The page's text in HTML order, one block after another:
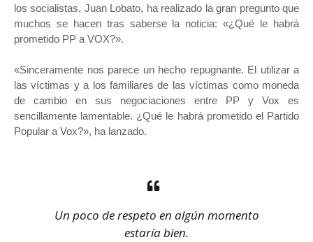
los socialistas, Juan Lobato, ha realizado la gran pregunto que
muchos se hacen tras saberse la noticia: «¿Qué le habrá
prometido PP a VOX?».
«Sinceramente nos parece un hecho repugnante. El utilizar a
las víctimas y a los familiares de las víctimas como moneda
de cambio en sus negociaciones entre PP y Vox es
sencillamente lamentable. ¿Qué le habrá prometido el Partido
Popular a Vox?», ha lanzado.
Un poco de respeto en algún momento
estaría bien.